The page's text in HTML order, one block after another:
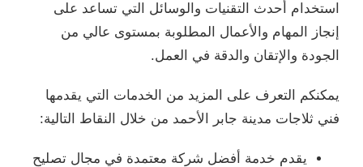
استخدام أحدث التقنيات والوسائل التي تساعد على
إنجاز المهام والأعمال المطلوبة بمستوى عالي من
الجودة والإتقان والدقة في العمل.
يمكنكم التعرف على المزيد من الخدمات التي يقدمها
فني ثلاجات مدينة جابر الأحمد من خلال النقاط التالية:
يقدم خدمة أفضل شركة معتمدة في مجال تصليح